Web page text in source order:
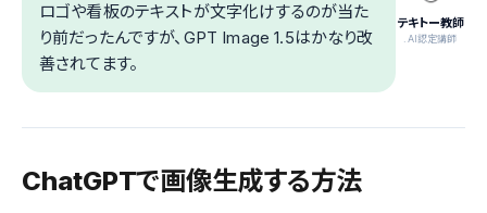
テキトー教師
.AI認定講師
ロゴや看板のテキストが文字化けするのが当た
り前だったんですが、GPT Image 1.5はかなり改
善されてます。
ChatGPTで画像生成する方法